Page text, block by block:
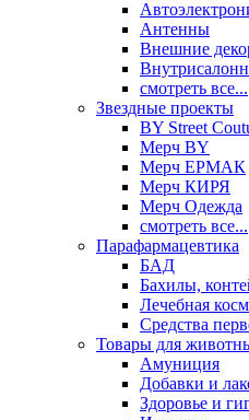
Антенны
Внешние
смотреть все...
Звездные проекты
BY Street
Мерч BY
Мерч ЕРМАК
Мерч КИРЯ
Мерч Одежда
смотреть все...
Парафармацевтика
БАД
Бахилы,
Лечебная
Средства
Товары для
Амуниция
Добавки и
Здоровье и